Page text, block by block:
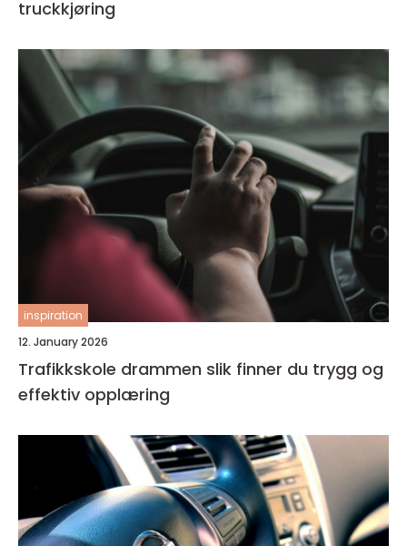
truckkjøring
inspiration
12. January 2026
Trafikkskole drammen slik finner du trygg og
effektiv opplæring